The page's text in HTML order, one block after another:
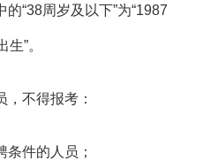
“38周岁及以下”为“1987
”。
不得报考：
条件的人员；